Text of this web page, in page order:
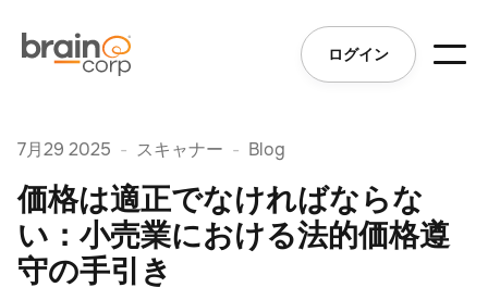
ログイン
7月29 2025 - スキャナー - Blog
価格は適正でなければならな
い：小売業における法的価格遵
守の手引き